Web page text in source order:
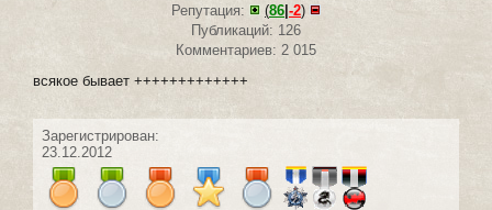
Репутация:
(86|-2)
Публикаций: 126
Комментариев: 2 015
всякое бывает +++++++++++++
Зарегистрирован:
23.12.2012